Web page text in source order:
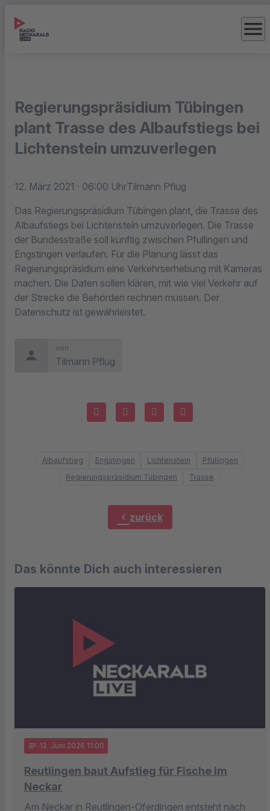
menu
Regierungspräsidium Tübingen
plant Trasse des Albaufstiegs bei
Lichtenstein umzuverlegen
12. März 2021 · 06:00 UhrTilmann Pflug
Das Regierungspräsidium Tübingen plant, die Trasse des
Albaufstiegs bei Lichtenstein umzuverlegen. Die Trasse
der Bundesstraße soll künftig zwischen Pfullingen und
Engstingen verlaufen. Für die Planung lässt das
Regierungspräsidium eine Verkehrserhebung mit Kameras
machen. Die Daten sollen klären, mit wie viel Verkehr auf
der Strecke die Behörden rechnen müssen. Der
Datenschutz ist gewährleistet.
person
von
Tilmann Pflug
Albaufstieg Engstingen Lichtenstein
Pfullingen
Regierungspräsidium Tübingen
Trasse
chevron_left zurück
Das könnte Dich auch interessieren
notes 12. Juni 2026 11:00
Reutlingen baut Aufstieg für Fische im
Neckar
Am Neckar in Reutlingen-Oferdingen entsteht nach